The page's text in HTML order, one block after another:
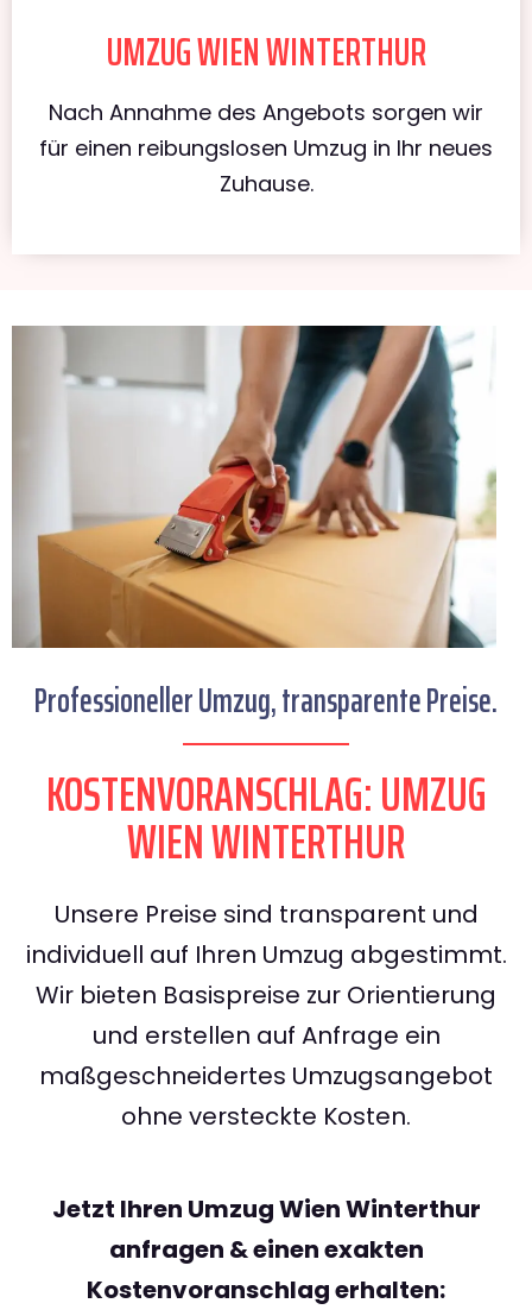
UMZUG WIEN WINTERTHUR
Nach Annahme des Angebots sorgen wir
für einen reibungslosen Umzug in Ihr neues
Zuhause.
Professioneller Umzug, transparente Preise.
KOSTENVORANSCHLAG: UMZUG
WIEN WINTERTHUR
Unsere Preise sind transparent und
individuell auf Ihren Umzug abgestimmt.
Wir bieten Basispreise zur Orientierung
und erstellen auf Anfrage ein
maßgeschneidertes Umzugsangebot
ohne versteckte Kosten.
Jetzt Ihren Umzug Wien Winterthur
anfragen & einen exakten
Kostenvoranschlag erhalten: